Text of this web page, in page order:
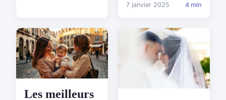
7 janvier 2025 4 min
Les meilleurs